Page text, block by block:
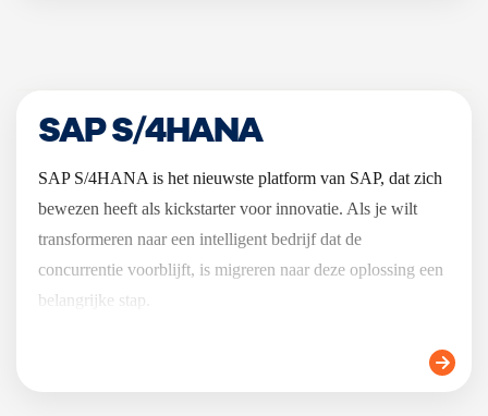
SAP S/4HANA
SAP S/4HANA is het nieuwste platform van SAP, dat zich
bewezen heeft als kickstarter voor innovatie. Als je wilt
transformeren naar een intelligent bedrijf dat de
concurrentie voorblijft, is migreren naar deze oplossing een
belangrijke stap.